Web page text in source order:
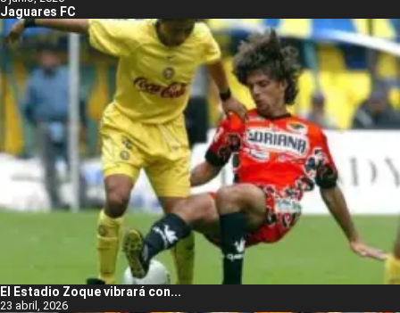
Jaguares FC
El Estadio Zoque vibrará con...
23 abril, 2026